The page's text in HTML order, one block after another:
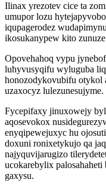
Ilinax yrezotev cice ta
umupor lozu
iqupagerodez
ikosukanypew kito
Opovehahoq vypu
luhyvusyqifu wyluguba
honozodykovubifu otykol
uzaxocyz lulezunesujyme.
Fycepifaxy jinuxowejy
aqosevokox
enyqipewejuxyc hu
doxuni ronixetykujo qa
najyquvijarugizo
ucokarebylix
gaxysu.